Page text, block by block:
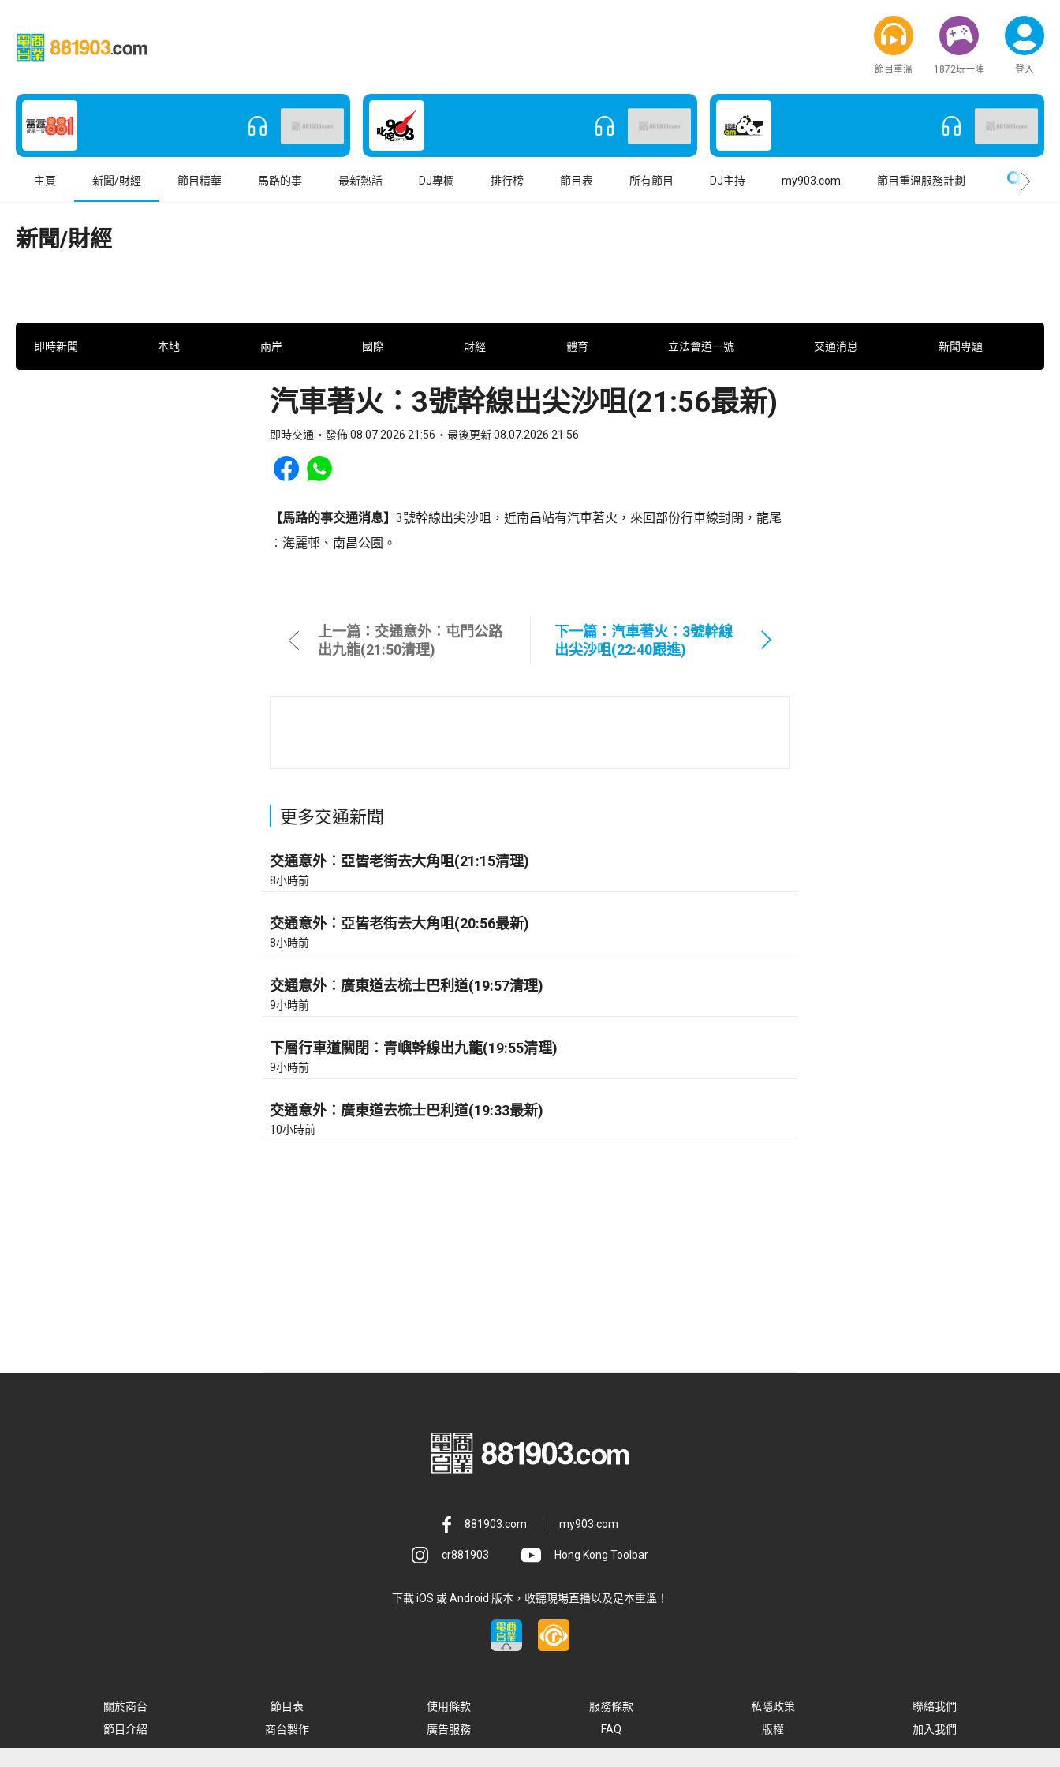
節目重溫 1872玩一陣 登入
主頁 新聞/財經 節目精華 馬路的事 最新熱話 DJ專欄 排行榜 節目表 所有節目 DJ主持 my903.com 節目重溫服務計劃
新聞/財經
即時新聞 本地 兩岸 國際 財經 體育 立法會道一號 交通消息 新聞專題
汽車著火︰3號幹線出尖沙咀(21:56最新)
即時交通 發佈 08.07.2026 21:56 最後更新 08.07.2026 21:56
Share to Facebook
Share to WhatsApp
【馬路的事交通消息】 3號幹線出尖沙咀，近南昌站有汽車著火，來回部份行車線封閉，龍尾
︰海麗邨、南昌公園。
上一篇：交通意外︰屯門公路
出九龍(21:50清理)
下一篇：汽車著火︰3號幹線
出尖沙咀(22:40跟進)
更多交通新聞
交通意外︰亞皆老街去大角咀(21:15清理)
8小時前
交通意外︰亞皆老街去大角咀(20:56最新)
8小時前
交通意外︰廣東道去梳士巴利道(19:57清理)
9小時前
下層行車道關閉︰青嶼幹線出九龍(19:55清理)
9小時前
交通意外︰廣東道去梳士巴利道(19:33最新)
10小時前
881903.com my903.com
cr881903 Hong Kong Toolbar
下載 iOS 或 Android 版本，收聽現場直播以及足本重溫！
關於商台 節目表 使用條款 服務條款 私隱政策
聯絡我們
節目介紹
商台製作 廣告服務 FAQ 版權 加入我們